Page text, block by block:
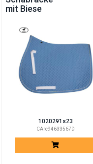
mit Biese
1020291s23
CAre94633567D